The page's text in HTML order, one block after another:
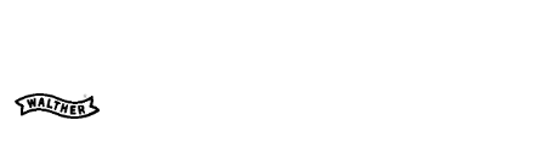
NAZWA
PRODUCENTA: